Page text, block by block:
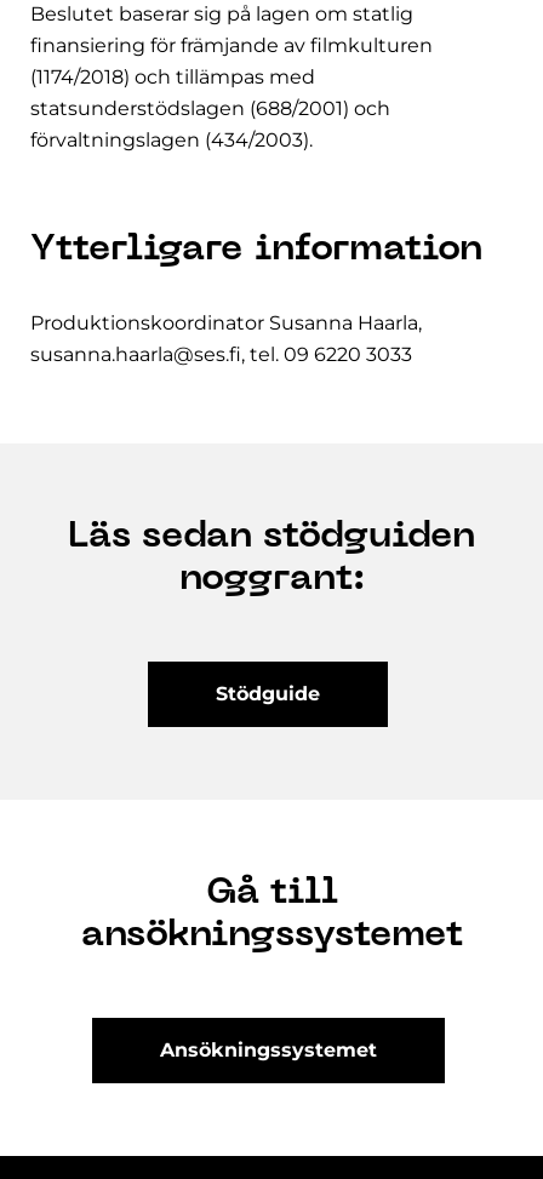
Beslutet baserar sig på lagen om statlig
finansiering för främjande av filmkulturen
(1174/2018) och tillämpas med
statsunderstödslagen (688/2001) och
förvaltningslagen (434/2003).
Ytterligare information
Produktionskoordinator Susanna Haarla,
susanna.haarla@ses.fi, tel. 09 6220 3033
Läs sedan stödguiden
noggrant:
Stödguide
Gå till
ansökningssystemet
Ansökningssystemet